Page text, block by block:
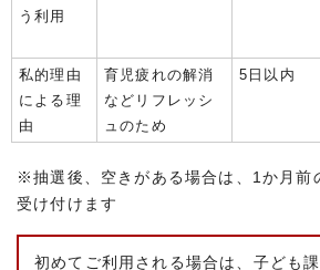
う利用
私的理由
による理
由
育児疲れの解消
などリフレッシ
ュのため
5日以内
※抽選後、空きがある場合は、1か月前
受け付けます
初めてご利用される場合は、子ども